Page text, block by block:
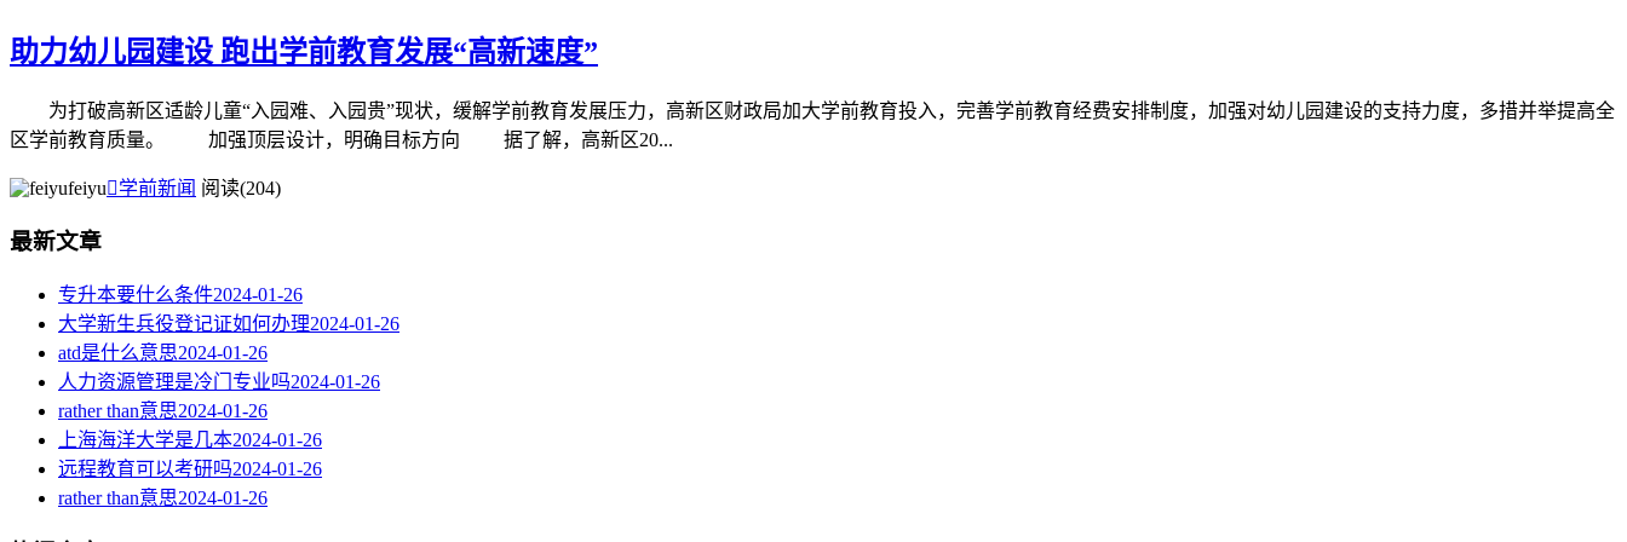
助力幼儿园建设 跑出学前教育发展“高新速度”
为打破高新区适龄儿童“入园难、入园贵”现状，缓解学前教育发展压力，高新区财政局加大学前教育投入，完善学前教育经费安排制度，加强对幼儿园建设的支持力度，多措并举提高全
区学前教育质量。 加强顶层设计，明确目标方向 据了解，高新区20...
feiyu学前新闻 阅读(204)
最新文章
专升本要什么条件2024-01-26
大学新生兵役登记证如何办理2024-01-26
atd是什么意思2024-01-26
人力资源管理是冷门专业吗2024-01-26
rather than意思2024-01-26
上海海洋大学是几本2024-01-26
远程教育可以考研吗2024-01-26
rather than意思2024-01-26